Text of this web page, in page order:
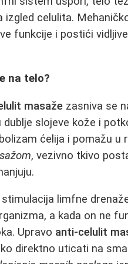
celulita.
funkcije i postići
na telo?
masaže zasniva se
slojeve kože i
ćelija i pomažu u
, vezivno tkivo
limfne
a kada on ne
Upravo anti-celulit
direktno uticati na